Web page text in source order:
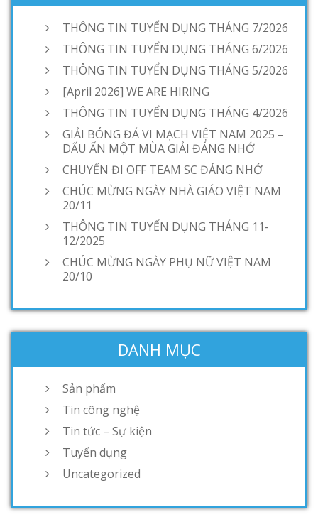
THÔNG TIN TUYỂN DỤNG THÁNG 7/2026
THÔNG TIN TUYỂN DỤNG THÁNG 6/2026
THÔNG TIN TUYỂN DỤNG THÁNG 5/2026
[April 2026] WE ARE HIRING
THÔNG TIN TUYỂN DỤNG THÁNG 4/2026
GIẢI BÓNG ĐÁ VI MẠCH VIỆT NAM 2025 –
DẤU ẤN MỘT MÙA GIẢI ĐÁNG NHỚ
CHUYẾN ĐI OFF TEAM SC ĐÁNG NHỚ
CHÚC MỪNG NGÀY NHÀ GIÁO VIỆT NAM
20/11
THÔNG TIN TUYỂN DỤNG THÁNG 11-
12/2025
CHÚC MỪNG NGÀY PHỤ NỮ VIỆT NAM
20/10
DANH MỤC
Sản phẩm
Tin công nghệ
Tin tức – Sự kiện
Tuyển dụng
Uncategorized